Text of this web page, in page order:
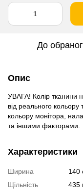
До
Опис
УВАГА! Колір тканини
від реального
кольору монітора,
та іншими факторами.
Характеристики
Ширина
140
Щільність
435